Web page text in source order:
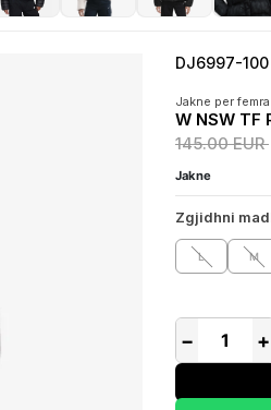
DJ6997-100
Jakne per femra
W NSW TF
145.00 EUR
Jakne
Zgjidhni
L M
− +